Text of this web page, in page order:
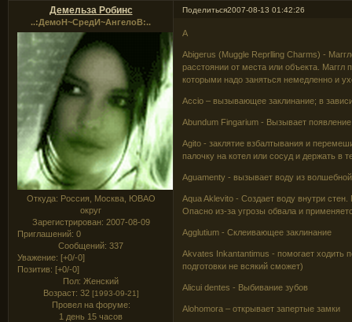
Поделиться2007-08-13 01:42:26
Демельза Робинс
..:ДемоН~СредИ~АнгелоВ:..
Откуда: Россия, Москва, ЮВАО
округ
Зарегистрирован: 2007-08-09
Приглашений: 0
Сообщений: 337
Уважение: [+0/-0]
Позитив: [+0/-0]
Пол: Женский
Возраст: 32 [1993-09-21]
Провел на форуме:
1 день 15 часов
А
Abigerus (Muggle Reprlling Charms) -
расстоянии от места или объекта.
которыми надо заняться немедленно и
Accio – вызывающее заклинание; в
Abundum Fingarium - Вызывает
Agito - заклятие взбалтывания и
палочку на котел или сосуд и держать в
Aguamenty - вызывает воду из
Aqua Aklevito - Создает воду внутри
Опасно из-за угрозы обвала и
Agglutium - Склеивающее заклинание
Akvates Inkantantimus - помогает ходить
подготовки не всякий сможет)
Aliсui dentes - Выбивание зубов
Alohomora – открывает запертые замки